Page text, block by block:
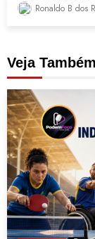
Ronaldo B dos
Veja